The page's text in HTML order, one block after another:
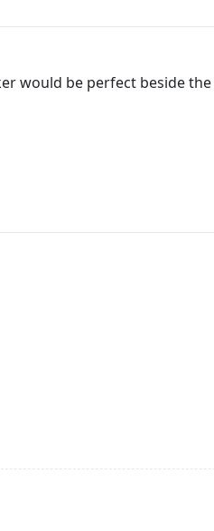
would be perfect beside the